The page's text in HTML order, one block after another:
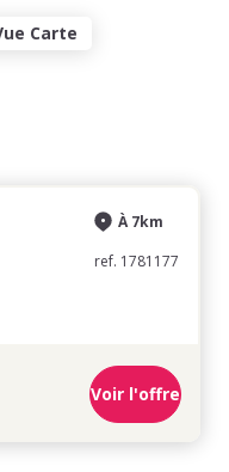
Carte
À 7km
ref. 1781177
Voir l'offre